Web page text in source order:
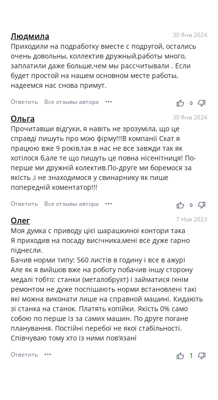
Людмила 30 Янв 2024
Приходили на подработку вместе с подругой, остались
очень довольны, коллектив дружный,работы много,
заплатили даже больше,чем мы рассчитывали . Если
будет простой на нашем основном месте работы,
надеемся нас снова примут.
Ответить Все отзывы автора ••• thumb_up thumb_down
0
Ольга 30 Янв 2024
Прочитавши відгуки, я навіть не зрозуміла, що це
справді пишуть про мою фірму!!!В компанії Скат я
працюю вже 9 років,так в нас не все завжди так як
хотілося б,але те що пишуть це повна нісенітниця! По-
перше ми дружній колектив.По-друге ми боремося за
якість ,і не знаходимося у свинарнику як пише
попередній коментатор!!!
Ответить Все отзывы автора ••• thumb_up thumb_down
0
Олег 7 Ноя 2023
Моя думка с приводу цієї шарашкиної контори така
Я приходив на посаду висічника,мені все дуже гарно
піднесли.
Бачив норми типу: 560 листів в годину і все в ажурі
Але як я вийшов вже на роботу побачив іншу сторону
медалі тобто: станки (металобрухт) і займатися їхнім
ремонтом не дуже поспішають норми встановлені такі
які можна виконати лише на справной машині. Кидають
зі станка на станок. Платять копійки. Якість 0% само
собою по перше із за самих машин. По друге погане
планування. Постійні перебої не якої стабільності.
Співчуваю тому хто із ними пов’язані
Ответить ••• thumb_up thumb_down
1